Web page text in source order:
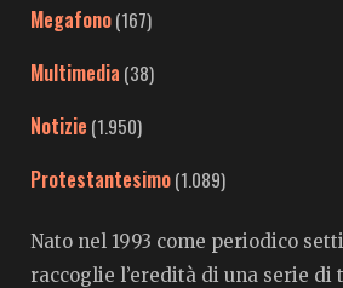
Megafono(167)
Multimedia (38)
Notizie (1.950)
Protestantesimo(1.089)
Nato nel 1993 come periodico
raccoglie l’eredità di una serie di